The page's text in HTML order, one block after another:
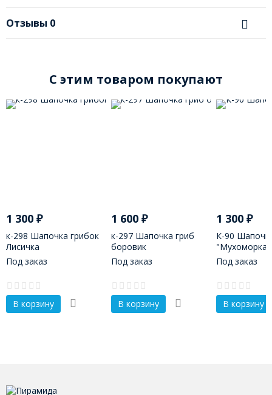
Отзывы 0
C этим товаром покупают
1 300 ₽
к-298 Шапочка грибок
Лисичка
Под заказ
В корзину
1 600 ₽
к-297 Шапочка гриб
боровик
Под заказ
В корзину
1 300 ₽
К-90
"Мухоморка"
Под заказ
В корзину